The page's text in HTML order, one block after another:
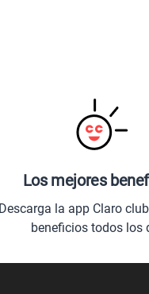
Los mejores
Descarga la app Claro
beneficios todos los